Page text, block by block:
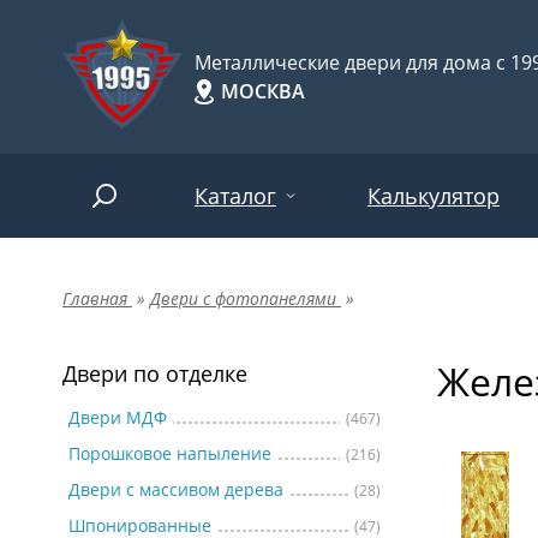
Металлические двери для дома с
МОСКВА
Каталог
Двери по отделке
Двери по назначению
Двери по особенностям
Калькулятор
Главная » Двери с фотопанелями »
Двери по отделке
Двери МДФ (467)
Порошковое напыление (216)
Двери с массивом дерева (28)
Шпонированные (47)